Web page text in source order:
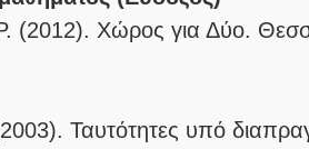
(2012). Χώρος για Δύο.
Ταυτότητες υπό